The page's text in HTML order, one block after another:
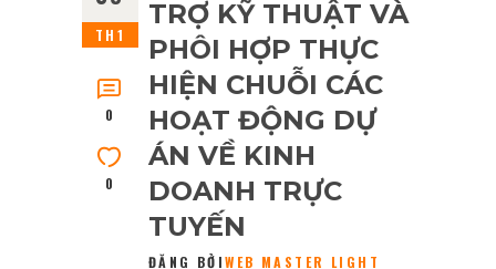
TH1
0
0
TRỢ KỸ THUẬT VÀ
PHÔI HỢP THỰC
HIỆN CHUỖI CÁC
HOẠT ĐỘNG DỰ
ÁN VỀ KINH
DOANH TRỰC
TUYẾN
ĐĂNG BỞIWEB MASTER LIGHT